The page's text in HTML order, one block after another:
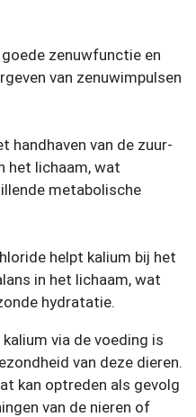
zenuwfunctie en
van zenuwimpulsen
handhaven van de zuur-
het lichaam, wat
metabolische
helpt kalium bij het
in het lichaam, wat
hydratatie.
via de voeding is
van deze dieren.
kan optreden als gevolg
van de nieren of